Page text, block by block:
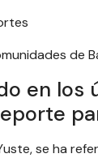
de
en los
se ha